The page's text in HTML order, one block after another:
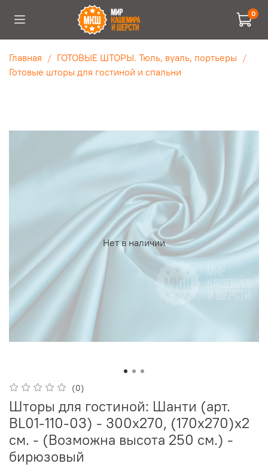
0
Главная
ГОТОВЫЕ ШТОРЫ. Тюль, вуаль, портьеры
Готовые шторы для гостиной и спальни
Нет в наличии
(0)
Шторы для гостиной: Шанти (арт.
BL01-110-03) - 300х270, (170х270)х2
см. - (Возможна высота 250 см.) -
бирюзовый